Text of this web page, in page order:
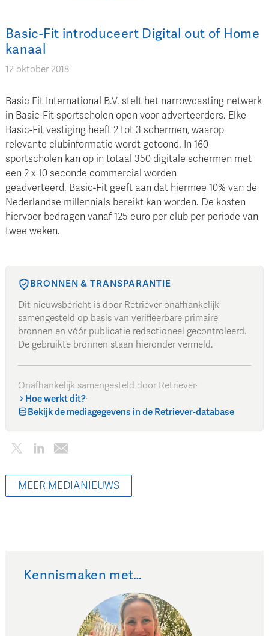
Basic-Fit introduceert Digital out of Home
kanaal
12 oktober 2018
Basic Fit International B.V. stelt het narrowcasting netwerk
in Basic-Fit sportscholen open voor adverteerders. Elke
Basic-Fit vestiging heeft 2 tot 3 schermen, waarop
relevante clubinformatie wordt getoond. In 160
sportscholen kan op in totaal 350 digitale schermen met
een 2 x 10 seconde commercial worden
geadverteerd. Basic-Fit geeft aan dat hiermee 10% van de
Nederlandse millennials bereikt kan worden. De kosten
hiervoor bedragen vanaf 125 euro per club per periode van
twee weken.
BRONNEN & TRANSPARANTIE
Dit nieuwsbericht is door Retriever onafhankelijk
samengesteld op basis van verifieerbare primaire
bronnen en vóór publicatie redactioneel gecontroleerd.
De gebruikte bronnen staan hieronder vermeld.
Onafhankelijk samengesteld door Retriever·
Hoe werkt dit?·
Bekijk de mediagegevens in de Retriever-database
MEER MEDIANIEUWS
Kennismaken met…